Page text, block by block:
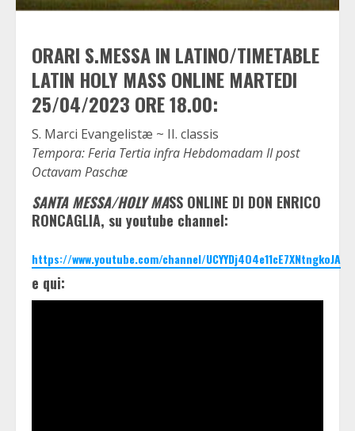
ORARI S.MESSA IN LATINO/TIMETABLE
LATIN HOLY MASS ONLINE MARTEDI
25/04/2023 ORE 18.00:
S. Marci Evangelistæ ~ II. classis
Tempora: Feria Tertia infra Hebdomadam II post
Octavam Paschæ
SANTA MESSA/HOLY MASS ONLINE DI DON ENRICO
RONCAGLIA, su youtube channel:
https://www.youtube.com/channel/UCYYDj4O4e11cE7XNtngkoJA
e qui: